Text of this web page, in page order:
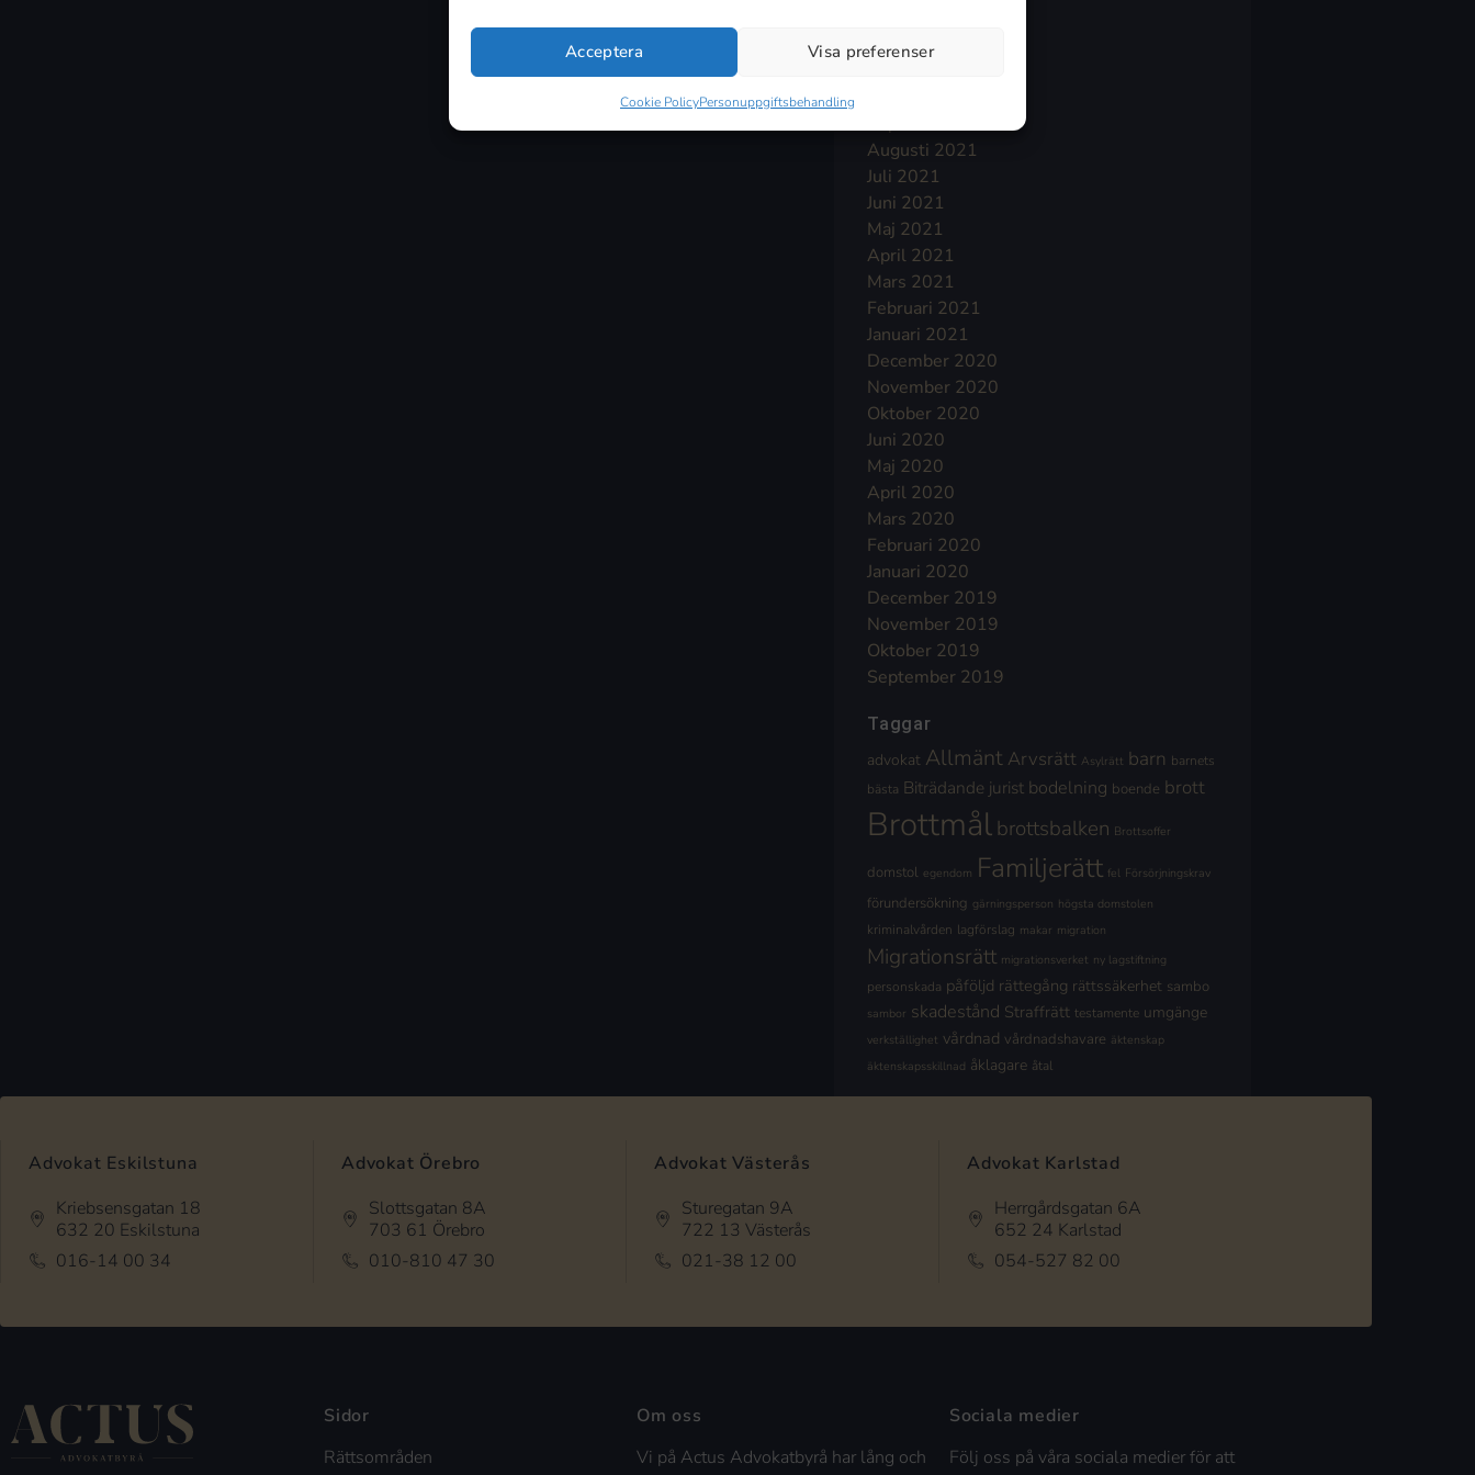
Acceptera Visa preferenser
Cookie PolicyPersonuppgiftsbehandling
December 2021
Augusti 2021
Juli 2021
Juni 2021
Maj 2021
April 2021
Mars 2021
Februari 2021
Januari 2021
December 2020
November 2020
Oktober 2020
Juni 2020
Maj 2020
April 2020
Mars 2020
Februari 2020
Januari 2020
December 2019
November 2019
Oktober 2019
September 2019
Taggar
advokat Allmänt Arvsrätt Asylrätt barn barnets
bästa Biträdande jurist bodelning boende brott
Brottmålbrottsbalken Brottsoffer
domstol egendom Familjerätt fel Försörjningskrav
förundersökning gärningsperson högsta domstolen
kriminalvården lagförslag makar migration
Migrationsrätt migrationsverket ny lagstiftning
personskada påföljd rättegång rättssäkerhet sambo
sambor skadestånd Straffrätt testamente umgänge
verkställighet vårdnad vårdnadshavare äktenskap
äktenskapsskillnad åklagare åtal
Advokat Eskilstuna
Kriebsensgatan 18
632 20 Eskilstuna
016-14 00 34
Advokat Örebro
Slottsgatan 8A
703 61 Örebro
010-810 47 30
Advokat Västerås
Sturegatan 9A
722 13 Västerås
021-38 12 00
Advokat Karlstad
Herrgårdsgatan 6A
652 24 Karlstad
054-527 82 00
Sidor
Rättsområden
Om oss
Vi på Actus Advokatbyrå har lång och
Sociala medier
Följ oss på våra sociala medier för att